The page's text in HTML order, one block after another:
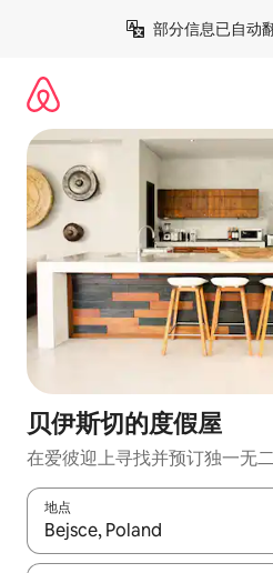
部分信息已自动
贝伊斯切的度假屋
在爱彼迎上寻找并预订独一无
地点
如有搜索结果，请使用上下方向